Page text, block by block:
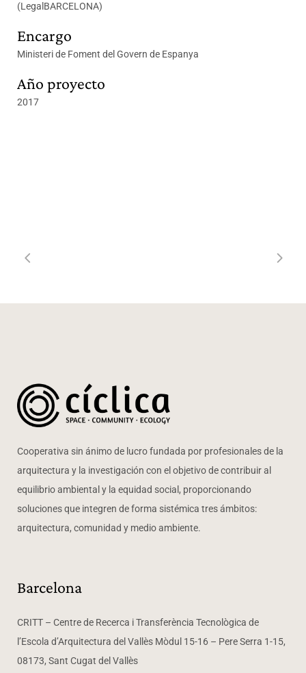
(LegalBARCELONA)
Encargo
Ministeri de Foment del Govern de Espanya
Año proyecto
2017
Cooperativa sin ánimo de lucro fundada por profesionales de la
arquitectura y la investigación con el objetivo de contribuir al
equilibrio ambiental y la equidad social, proporcionando
soluciones que integren de forma sistémica tres ámbitos:
arquitectura, comunidad y medio ambiente.
Barcelona
CRITT – Centre de Recerca i Transferència Tecnològica de
l’Escola d’Arquitectura del Vallès Mòdul 15-16 – Pere Serra 1-15,
08173, Sant Cugat del Vallès